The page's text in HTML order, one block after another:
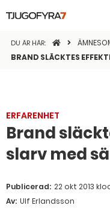
DU ÄR HÄR: STARTSIDAN
BRAND SLÄCKTES
ERFARENHET
Brand
slarv med
Publicerad: 22 okt 2013
Av: Ulf Erlandsson